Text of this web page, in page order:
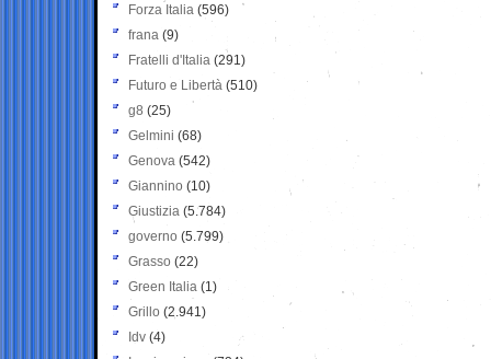
Forza Italia (596)
frana (9)
Fratelli d'Italia (291)
Futuro e Libertà (510)
g8 (25)
Gelmini (68)
Genova (542)
Giannino (10)
Giustizia (5.784)
governo (5.799)
Grasso (22)
Green Italia (1)
Grillo (2.941)
Idv (4)